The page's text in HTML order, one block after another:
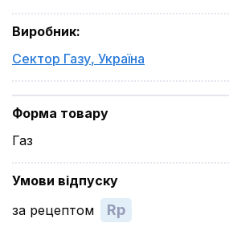
Виробник:
Сектор Газу, Україна
Форма товару
Газ
Умови відпуску
за рецептом
Rp